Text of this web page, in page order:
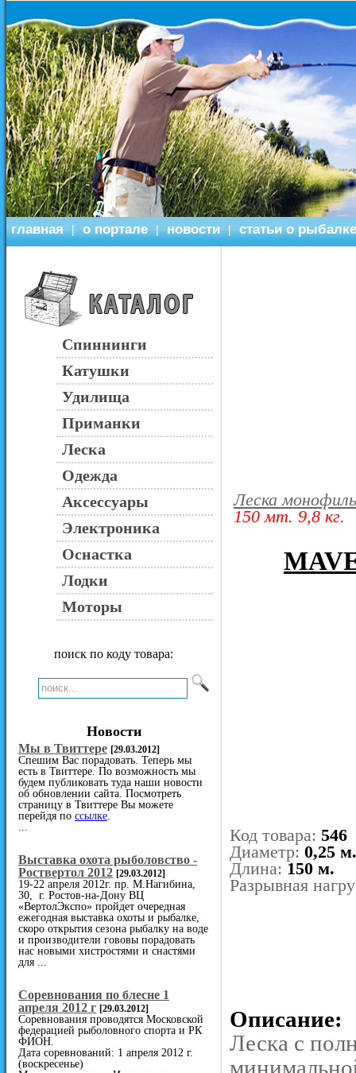
главная | о портале | новости | статьи о рыбалке
Спиннинги
Катушки
Удилища
Приманки
Леска
Одежда
Аксессуары
Электроника
Оснастка
Лодки
Моторы
поиск по коду товара:
Новости
Мы в Твиттере [29.03.2012]
Спешим Вас порадовать. Теперь мы
есть в Твиттере. По возможность мы
будем публиковать туда наши новости
об обновлении сайта. Посмотреть
страницу в Твиттере Вы можете
перейдя по ссылке
Выставка охота рыболовство -
Роствертол 2012 [29.03.2012]
19-22 апреля 2012г. пр. М.Нагибина,
30, г. Ростов-на-Дону ВЦ
«ВертолЭкспо» пройдет очередная
ежегодная выставка охоты и рыбалке,
скоро открытия сезона рыбалку на воде
и производители гововы порадовать
нас новыми хистростями и снастями
для ...
Cоревнования по блесне 1
апреля 2012 г [29.03.2012]
Соревнования проводятся Московской
федерацией рыболовного спорта и РК
ФИОН.
Дата соревнований: 1 апреля 2012 г.
(воскресенье)
Леска
150 мт. 9,8 кг.
Код товара: 546
Диаметр: 0,25 м.
Длина:150 м.
Разрывная
Описание:
Леска с